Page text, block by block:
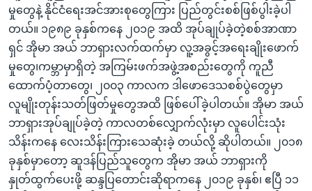
မှုတွေနဲ့ နိုင်ငံရေးအင်အားစုတွေကြား ပြည်တွင်းစစ်ဖြစ်ပွါးခဲ့ပါ
တယ်။ ၁၉၈၉ ခုနှစ်ကနေ ၂၀၁၉ အထိ အုပ်ချုပ်ခဲ့တဲ့စစ်အာဏာ
ရှင် အိုမာ အယ် ဘာရှားလက်ထက်မှာ လူ့အခွင့်အရေးချိုးဖောက်
မှုတွေ၊ကမ္ဘာမှာရှိတဲ့ အကြမ်းဖက်အဖွဲ့အစည်းတွေကို ကူညီ
ထောက်ပံ့တာတွေ၊ ၂၀၀၃ ကာလက ဒါဖောဒေသစစ်ပွဲတွေမှာ
လူမျိုးတုန်းသတ်ဖြတ်မှုတွေအထိ ဖြစ်ပေါ်ခဲ့ပါတယ်။ အိုမာ အယ်
ဘာရှားအုပ်ချုပ်ခဲ့တဲ့ ကာလတစ်လျှောက်လုံးမှာ လူပေါင်းသုံး
သိန်းကနေ လေးသိန်းကြားသေဆုံးခဲ့ တယ်လို့ ဆိုပါတယ်။ ၂၀၁၈
ခုနှစ်မှာတော့ ဆူဒန်ပြည်သူတွေက အိုမာ အယ် ဘာရှားကို
နှုတ်ထွက်ပေးဖို့ ဆန္ဒပြတောင်းဆိုရာကနေ ၂၀၁၉ ခုနှစ်၊ ဧပြီ ၁၁